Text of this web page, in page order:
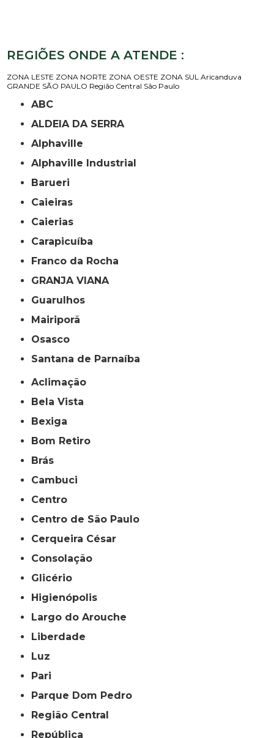
REGIÕES ONDE A ATENDE :
ZONA LESTE ZONA NORTE ZONA OESTE ZONA SUL Aricanduva
GRANDE SÃO PAULO Região Central São Paulo
ABC
ALDEIA DA SERRA
Alphaville
Alphaville Industrial
Barueri
Caieiras
Caierias
Carapicuíba
Franco da Rocha
GRANJA VIANA
Guarulhos
Mairiporã
Osasco
Santana de Parnaíba
Aclimação
Bela Vista
Bexiga
Bom Retiro
Brás
Cambuci
Centro
Centro de São Paulo
Cerqueira César
Consolação
Glicério
Higienópolis
Largo do Arouche
Liberdade
Luz
Pari
Parque Dom Pedro
Região Central
República